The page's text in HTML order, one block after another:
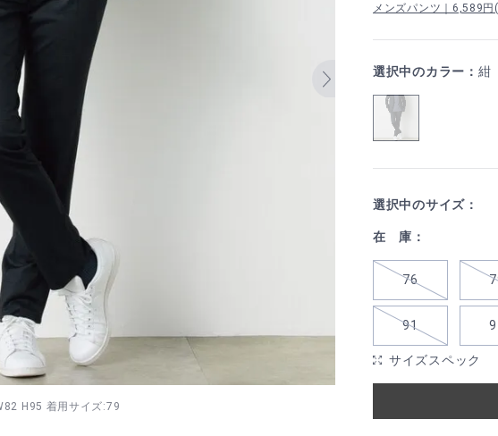
H95 着用サイズ:79
メンズパンツ｜6,589
選択中のカラー： 紺
選択中のサイズ：
在 庫：
76
91
サイズスペック